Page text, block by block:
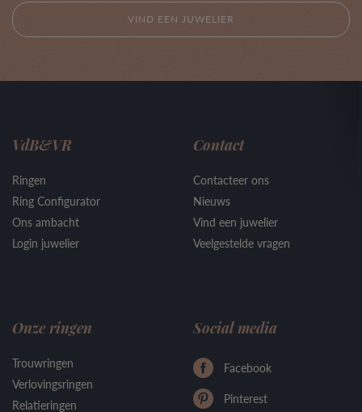
VIND EEN JUWELIER
VdB&VR
Ringen
Ring Configurator
Ons ambacht
Login juwelier
Contact
Contacteer ons
Nieuws
Vind een juwelier
Veelgestelde vragen
Onze ringen
Trouwringen
Verlovingsringen
Relatieringen
Social media
Facebook
Pinterest